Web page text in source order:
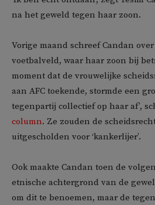
na het geweld tegen haar zoon.
Vorige maand schreef Candan
voetbalveld, waar haar zoon bij
moment dat de vrouwelijke
aan AFC toekende, stormde een
tegenpartij collectief op haar af’,
column. Ze zouden de
uitgescholden voor ‘kankerlijer’.
Ook maakte Candan toen de
etnische achtergrond van de
om dit te benoemen, maar de